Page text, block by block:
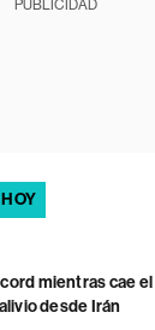
PUBLICIDAD
mientras cae el
desde Irán